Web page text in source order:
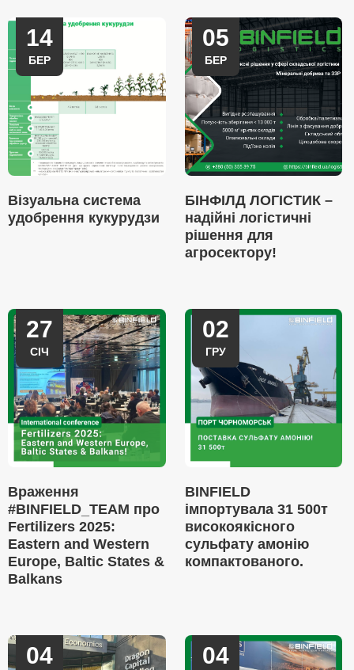
14
БЕР
Візуальна система
удобрення кукурудзи
05
БЕР
БІНФІЛД ЛОГІСТИК –
надійні логістичні
рішення для
агросектору!
27
СІЧ
Враження
#BINFIELD_TEAM про
Fertilizers 2025:
Eastern and Western
Europe, Baltic States &
Balkans
02
ГРУ
BINFIELD
імпортувала 31 500т
високоякісного
сульфату амонію
компактованого.
04 04